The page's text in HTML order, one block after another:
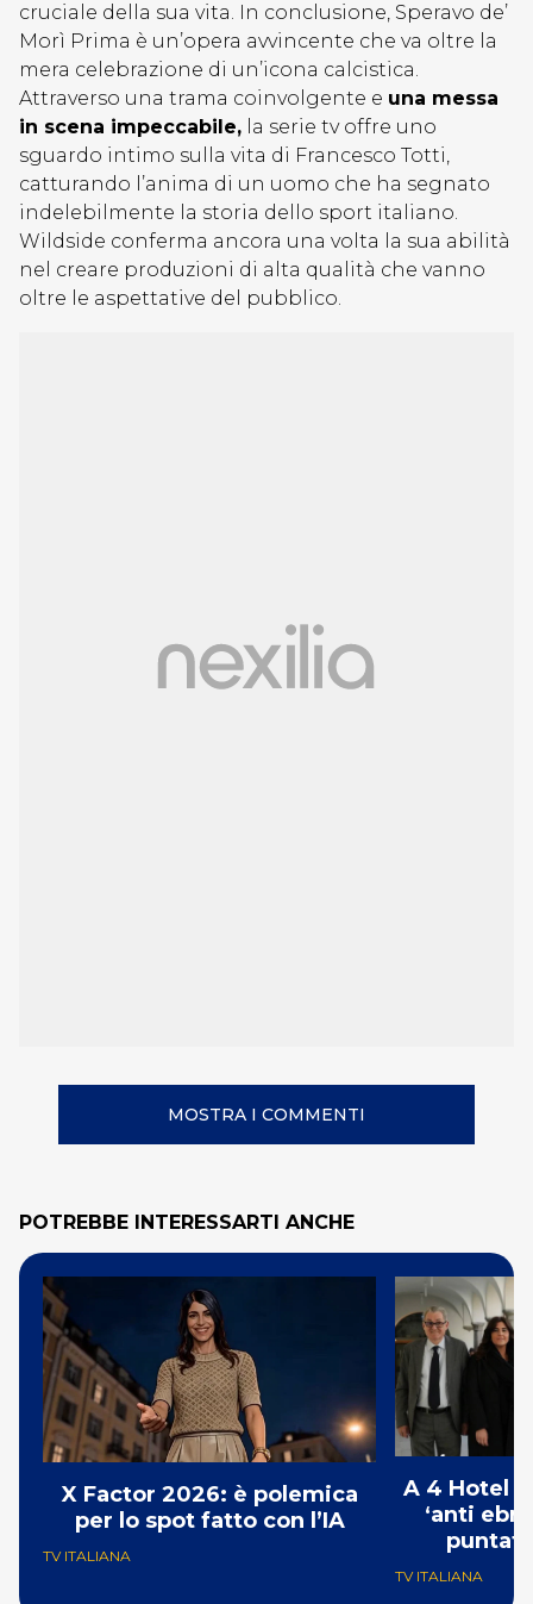
cruciale della sua vita. In conclusione, Speravo de’
Morì Prima è un’opera avvincente che va oltre la
mera celebrazione di un’icona calcistica.
Attraverso una trama coinvolgente e una messa
in scena impeccabile, la serie tv offre uno
sguardo intimo sulla vita di Francesco Totti,
catturando l’anima di un uomo che ha segnato
indelebilmente la storia dello sport italiano.
Wildside conferma ancora una volta la sua abilità
nel creare produzioni di alta qualità che vanno
oltre le aspettative del pubblico.
MOSTRA I COMMENTI
POTREBBE INTERESSARTI ANCHE
X Factor 2026: è polemica
per lo spot fatto con l’IA
TV ITALIANA
A 4 Hotel
‘anti
TV ITALIANA